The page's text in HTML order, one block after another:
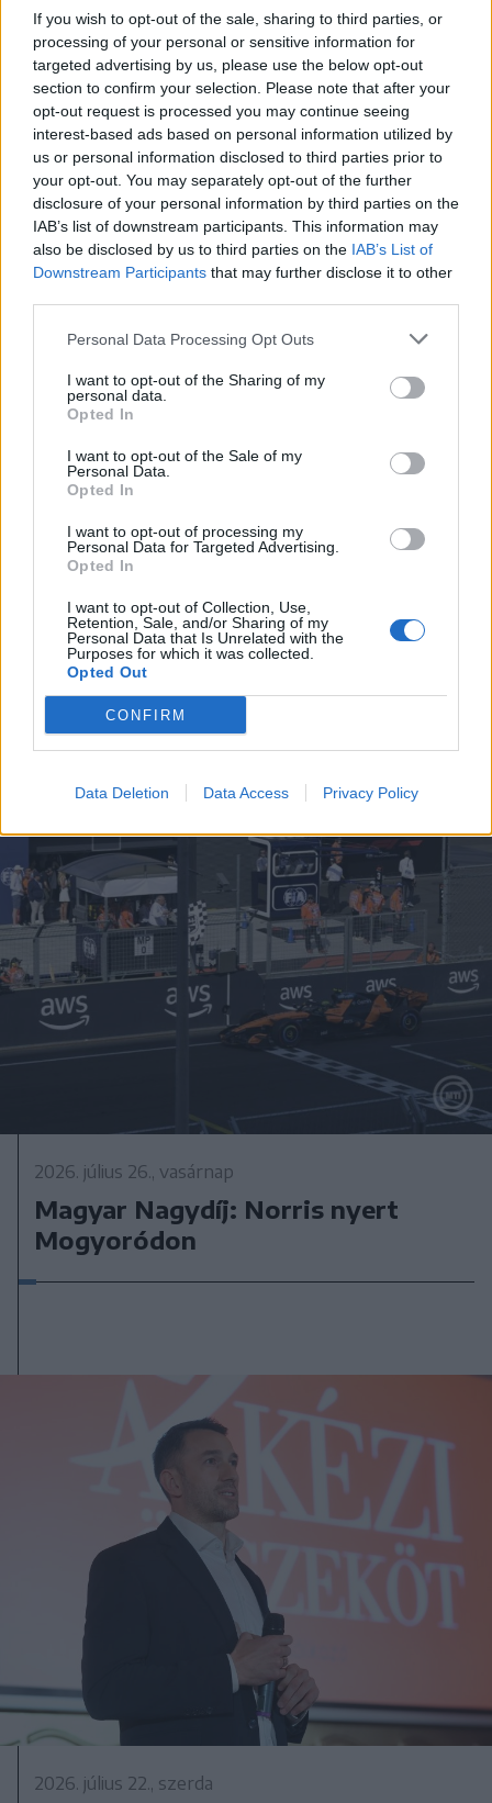
If you wish to opt-out of the sale, sharing to third parties, or
processing of your personal or sensitive information for
targeted advertising by us, please use the below opt-out
section to confirm your selection. Please note that after your
opt-out request is processed you may continue seeing
interest-based ads based on personal information utilized by
us or personal information disclosed to third parties prior to
your opt-out. You may separately opt-out of the further
disclosure of your personal information by third parties on the
IAB’s list of downstream participants. This information may
also be disclosed by us to third parties on the IAB’s List of
Downstream Participants that may further disclose it to other
Personal Data Processing Opt Outs
I want to opt-out of the Sharing of my
personal data.
Opted In
I want to opt-out of the Sale of my
Personal Data.
Opted In
I want to opt-out of processing my
Personal Data for Targeted Advertising.
Opted In
I want to opt-out of Collection, Use,
Retention, Sale, and/or Sharing of my
Personal Data that Is Unrelated with the
Purposes for which it was collected.
Opted Out
CONFIRM
Data Deletion Data Access Privacy Policy
Baka András elfogadta a
felkérést a köztársasági
elnöki tisztségre
Székelyhon
Sikeres volt a vízterelés:
nyolc centiméterrel nőtt a
Duna vízszintje
Csernavodánál
Székely Sport
A gól már összejött, az
áttörés még nem az FK-nak
B. Máthé Zsuzsa: Az élet
„doktoriját” végeztem el az
A rovat további cikkei
2026. július 26., vasárnap
Magyar Nagydíj: Norris nyert
Mogyoródon
2026. július 22., szerda